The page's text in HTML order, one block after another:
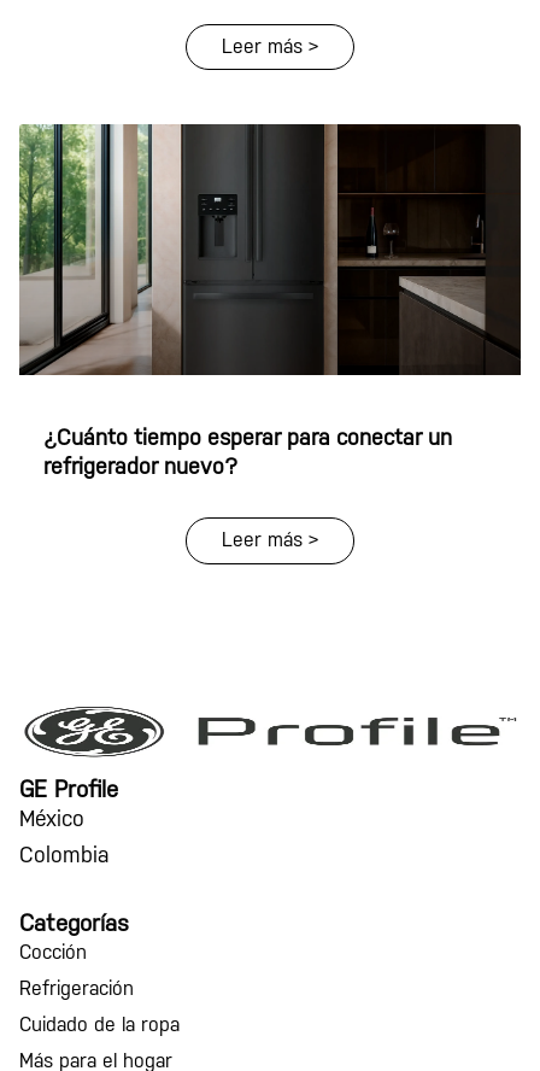
Leer más >
¿Cuánto tiempo esperar para conectar un
refrigerador nuevo?
Leer más >
GE Profile
México
Colombia
Categorías
Cocción
Refrigeración
Cuidado de la ropa
Más para el hogar